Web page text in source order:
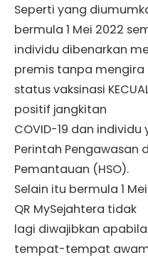
Seperti yang
bermula 1 Mei 2022
individu dibenarkan
premis tanpa mengira
status vaksinasi
positif jangkitan
COVID-19 dan
Perintah Pengawasan
Pemantauan (HSO).
Selain itu bermula 1
QR MySejahtera tidak
lagi diwajibkan
tempat-tempat